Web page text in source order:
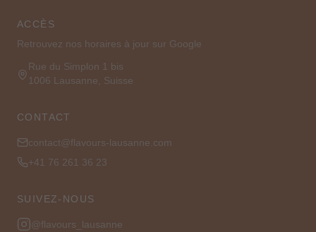
ACCÈS
Retrouvez nos horaires à jour sur Google
Rue du Simplon 1 bis
1006 Lausanne, Suisse
CONTACT
contact@flavours-lausanne.com
+41 76 261 36 23
SUIVEZ-NOUS
@flavours_lausanne